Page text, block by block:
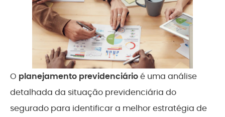
O planejamento previdenciárioé uma análise
detalhada da situação previdenciária do
segurado para identificar a melhor estratégia de